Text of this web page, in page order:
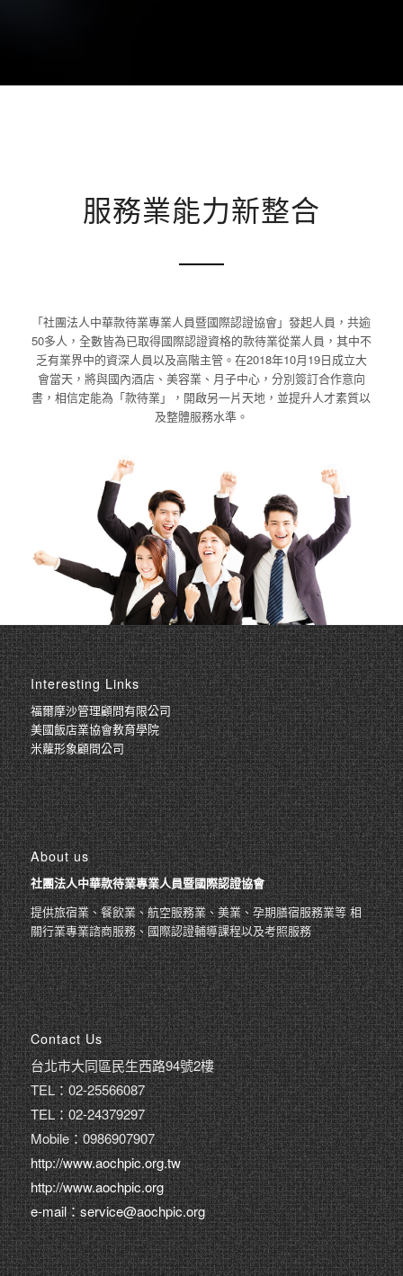
服務業能力新整合
「社團法人中華款待業專業人員暨國際認證協會」發起人員，共逾
50多人，全數皆為已取得國際認證資格的款待業從業人員，其中不
乏有業界中的資深人員以及高階主管。在2018年10月19日成立大
會當天，將與國內酒店、美容業、月子中心，分別簽訂合作意向
書，相信定能為「款待業」，開啟另一片天地，並提升人才素質以
及整體服務水準。
Interesting Links
福爾摩沙管理顧問有限公司
美國飯店業協會教育學院
米蘿形象顧問公司
About us
社團法人中華款待業專業人員暨國際認證協會
提供旅宿業、餐飲業、航空服務業、美業、孕期膳宿服務業等 相
關行業專業諮商服務、國際認證輔導課程以及考照服務
Contact Us
台北市大同區民生西路94號2樓
TEL：02-25566087
TEL：02-24379297
Mobile：0986907907
http://www.aochpic.org.tw
http://www.aochpic.org
e-mail：service@aochpic.org